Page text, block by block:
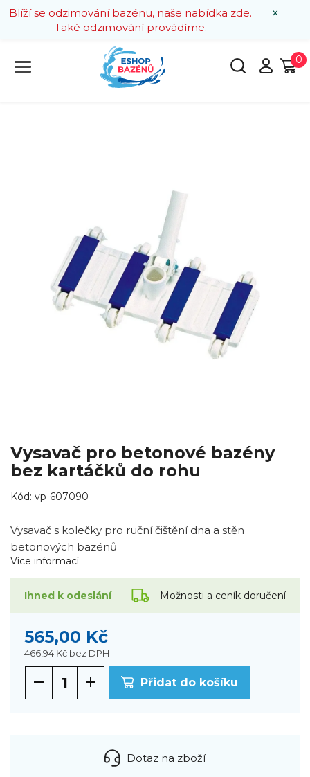
×
Blíží se odzimování bazénu, naše nabídka zde.
Také odzimování provádíme.
0
Vysavač pro betonové bazény
bez kartáčků do rohu
Kód: vp-607090
Vysavač s kolečky pro ruční čištění dna a stěn
betonových bazénů
Více informací
Ihned k odeslání Možnosti a ceník doručení
565,00 Kč
466,94 Kč bez DPH
Přidat do košíku
Dotaz na zboží